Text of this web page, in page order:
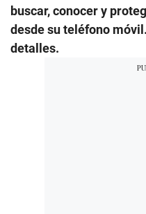
buscar, conocer y
desde su teléfono
detalles.